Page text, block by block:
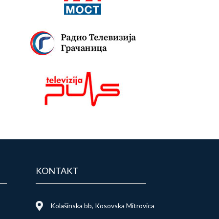
KONTAKT
Kolašinska bb, Kosovska Mitrovica